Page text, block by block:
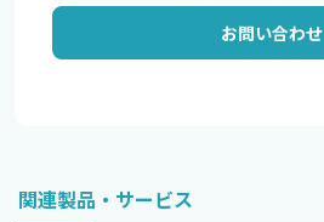
お問い合わせ
関連製品・サービス